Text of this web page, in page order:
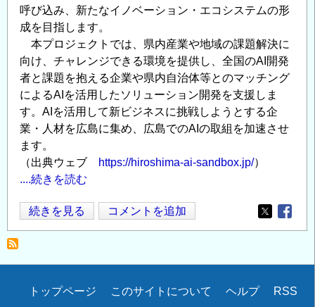
呼び込み、新たなイノベーション・エコシステムの形
成を目指します。
本プロジェクトでは、県内産業や地域の課題解決に
向け、チャレンジできる環境を提供し、全国のAI開発
者と課題を抱える企業や県内自治体等とのマッチング
によるAIを活用したソリューション開発を支援しま
す。AIを活用して新ビジネスに挑戦しようとする企
業・人材を広島に集め、広島でのAIの取組を加速させ
ます。
（出典ウェブ
https://hiroshima-ai-sandbox.jp/）
....続きを読む
【広
島
関
第
続きを見る コメントを追加
Opens in
Secondary
トップページ このサイトについて ヘルプ RSS